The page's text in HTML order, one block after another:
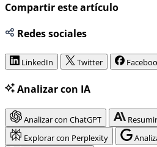
Compartir este artículo
Redes sociales
LinkedIn Twitter
Analizar con IA
Analizar con ChatGPT
Explorar con Perplexity